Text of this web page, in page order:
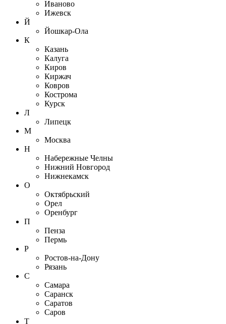
Иваново
Ижевск
Й
Йошкар-Ола
К
Казань
Калуга
Киров
Киржач
Ковров
Кострома
Курск
Л
Липецк
М
Москва
Н
Набережные Челны
Нижний Новгород
Нижнекамск
О
Октябрьский
Орел
Оренбург
П
Пенза
Пермь
Р
Ростов-на-Дону
Рязань
С
Самара
Саранск
Саратов
Саров
Т